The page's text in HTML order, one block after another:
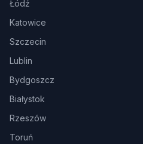
Łódź
Katowice
Szczecin
Lublin
Bydgoszcz
Białystok
Rzeszów
Toruń